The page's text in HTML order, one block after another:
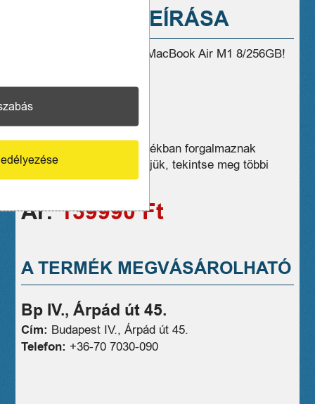
A TERMÉK LEÍRÁSA
Eladó használt hibátlan MacBook Air M1 8/256GB!
ROM: 256GB
Üzleteink széles választékban forgalmaznak
hasonló eszközöket, kérjük, tekintse meg többi
termékünket is!
Ár:139990 Ft
A TERMÉK MEGVÁSÁROLHATÓ
Bp IV., Árpád út 45.
Cím: Budapest IV., Árpád út 45.
Telefon: +36-70 7030-090